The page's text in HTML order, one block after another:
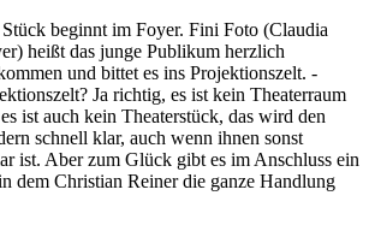
beginnt im Foyer. Fini Foto (Claudia
heißt das junge Publikum herzlich
und bittet es ins Projektionszelt. -
Ja richtig, es ist kein Theaterraum
ist auch kein Theaterstück, das wird den
schnell klar, auch wenn ihnen sonst
ist. Aber zum Glück gibt es im Anschluss ein
dem Christian Reiner die ganze Handlung